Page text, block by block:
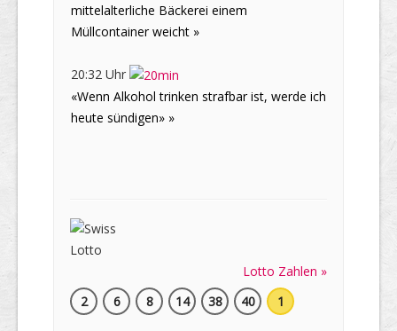
mittelalterliche Bäckerei einem
Müllcontainer weicht »
20:32 Uhr
«Wenn Alkohol trinken strafbar ist, werde ich
heute sündigen» »
Lotto Zahlen »
2
6 8 14 38 40 1